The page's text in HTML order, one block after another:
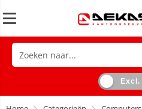
Excl.